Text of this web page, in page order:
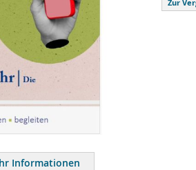
Zur
Informationen